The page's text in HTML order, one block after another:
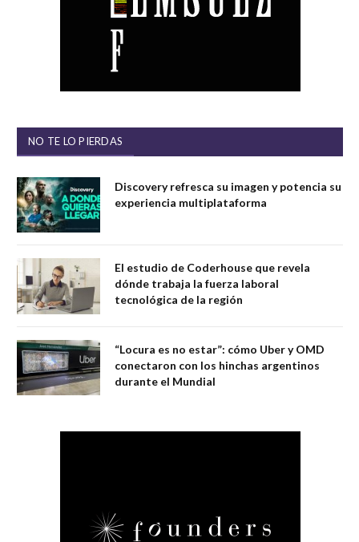
NO TE LO PIERDAS
Discovery refresca su imagen y potencia su
experiencia multiplataforma
El estudio de Coderhouse que revela
dónde trabaja la fuerza laboral
tecnológica de la región
“Locura es no estar”: cómo Uber y OMD
conectaron con los hinchas argentinos
durante el Mundial